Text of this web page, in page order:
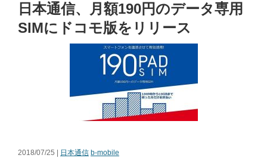
日本通信、月額190円のデータ専用
SIMにドコモ版をリリース
2018/07/25 | 日本通信 b-mobile